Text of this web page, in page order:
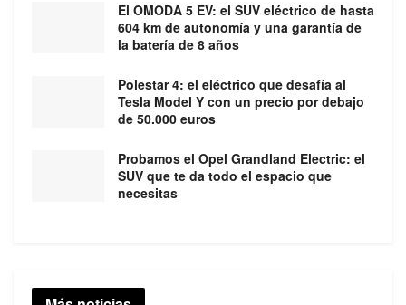
El OMODA 5 EV: el SUV eléctrico de hasta
604 km de autonomía y una garantía de
la batería de 8 años
Polestar 4: el eléctrico que desafía al
Tesla Model Y con un precio por debajo
de 50.000 euros
Probamos el Opel Grandland Electric: el
SUV que te da todo el espacio que
necesitas